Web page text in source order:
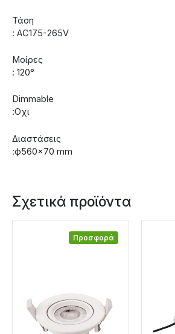
Τάση
: AC175-265V
Μοίρες
: 120°
Dimmable
:Οχι
Διαστάσεις
:ф560×70 mm
Σχετικά προϊόντα
Προσφορά